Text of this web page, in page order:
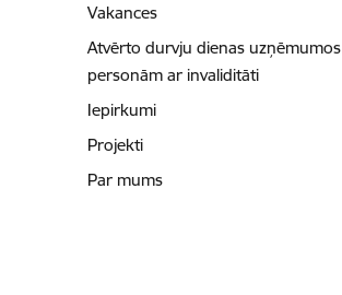
Vakances
Atvērto durvju dienas uzņēmumos
personām ar invaliditāti
Iepirkumi
Projekti
Par mums